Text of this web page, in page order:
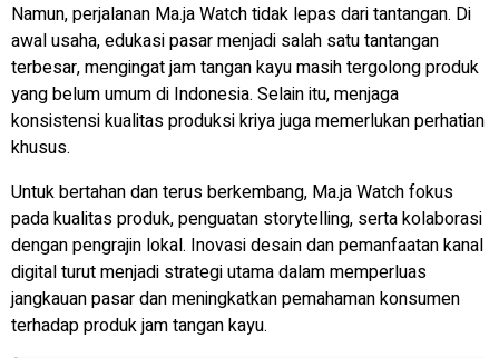
Namun, perjalanan Ma.ja Watch tidak lepas dari tantangan. Di
awal usaha, edukasi pasar menjadi salah satu tantangan
terbesar, mengingat jam tangan kayu masih tergolong produk
yang belum umum di Indonesia. Selain itu, menjaga
konsistensi kualitas produksi kriya juga memerlukan perhatian
khusus.
Untuk bertahan dan terus berkembang, Ma.ja Watch fokus
pada kualitas produk, penguatan storytelling, serta kolaborasi
dengan pengrajin lokal. Inovasi desain dan pemanfaatan kanal
digital turut menjadi strategi utama dalam memperluas
jangkauan pasar dan meningkatkan pemahaman konsumen
terhadap produk jam tangan kayu.